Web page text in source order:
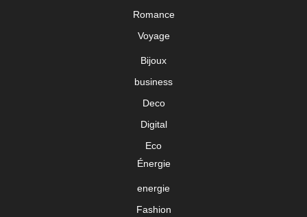
Romance
Voyage
Bijoux
business
Deco
Digital
Eco
Énergie
energie
Fashion